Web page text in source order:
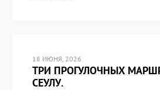
18 ИЮНЯ, 2026
ТРИ ПРОГУЛОЧНЫХ
СЕУЛУ.